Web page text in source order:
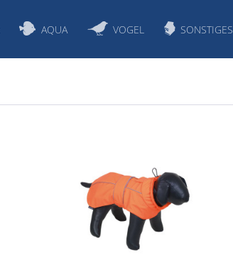
AQUA VOGEL SONSTIGES